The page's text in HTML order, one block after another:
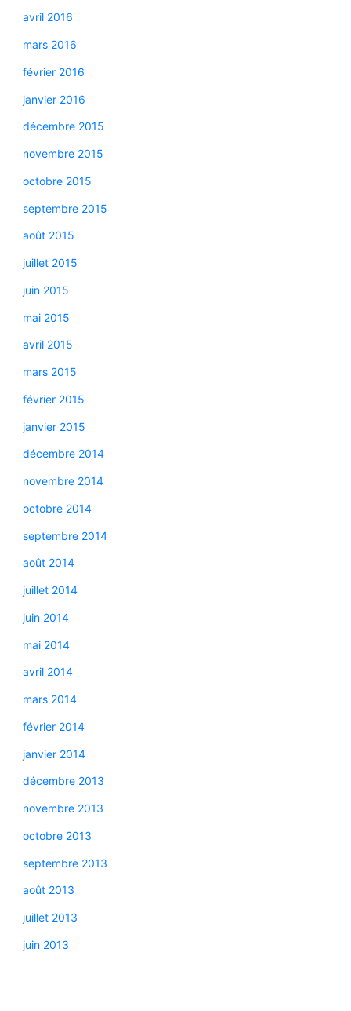
avril 2016
mars 2016
février 2016
janvier 2016
décembre 2015
novembre 2015
octobre 2015
septembre 2015
août 2015
juillet 2015
juin 2015
mai 2015
avril 2015
mars 2015
février 2015
janvier 2015
décembre 2014
novembre 2014
octobre 2014
septembre 2014
août 2014
juillet 2014
juin 2014
mai 2014
avril 2014
mars 2014
février 2014
janvier 2014
décembre 2013
novembre 2013
octobre 2013
septembre 2013
août 2013
juillet 2013
juin 2013